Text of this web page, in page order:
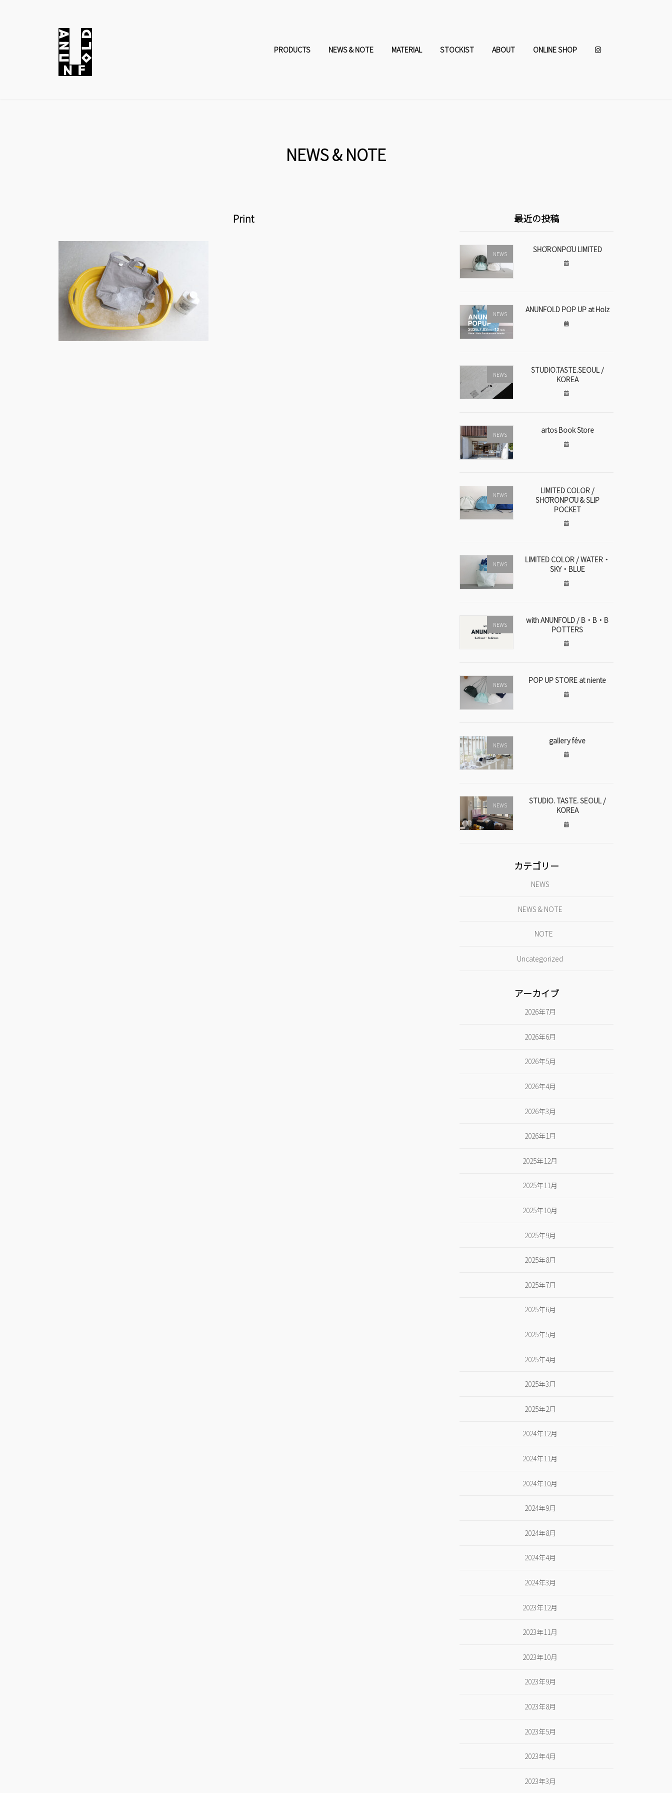
へ
ョ
PRODUCTS NEWS & NOTE MATERIAL STOCKIST ABOUT ONLINE SHOP
NEWS & NOTE
Print 最近の投稿
NEWS SHŌRONPŌU LIMITED
NEWS ANUNFOLD POP UP at Holz
NEWS
STUDIO.TASTE.SEOUL /
KOREA
NEWS artos Book Store
NEWS
LIMITED COLOR /
SHŌRONPŌU & SLIP
POCKET
NEWS
LIMITED COLOR / WATER・
SKY・BLUE
NEWS
with ANUNFOLD / B・B・B
POTTERS
NEWS POP UP STORE at niente
NEWS gallery féve
NEWS
STUDIO. TASTE. SEOUL /
KOREA
カテゴリー
NEWS
NEWS & NOTE
NOTE
Uncategorized
アーカイブ
2026年7月
2026年6月
2026年5月
2026年4月
2026年3月
2026年1月
2025年12月
2025年11月
2025年10月
2025年9月
2025年8月
2025年7月
2025年6月
2025年5月
2025年4月
2025年3月
2025年2月
2024年12月
2024年11月
2024年10月
2024年9月
2024年8月
2024年4月
2024年3月
2023年12月
2023年11月
2023年10月
2023年9月
2023年8月
2023年5月
2023年4月
2023年3月